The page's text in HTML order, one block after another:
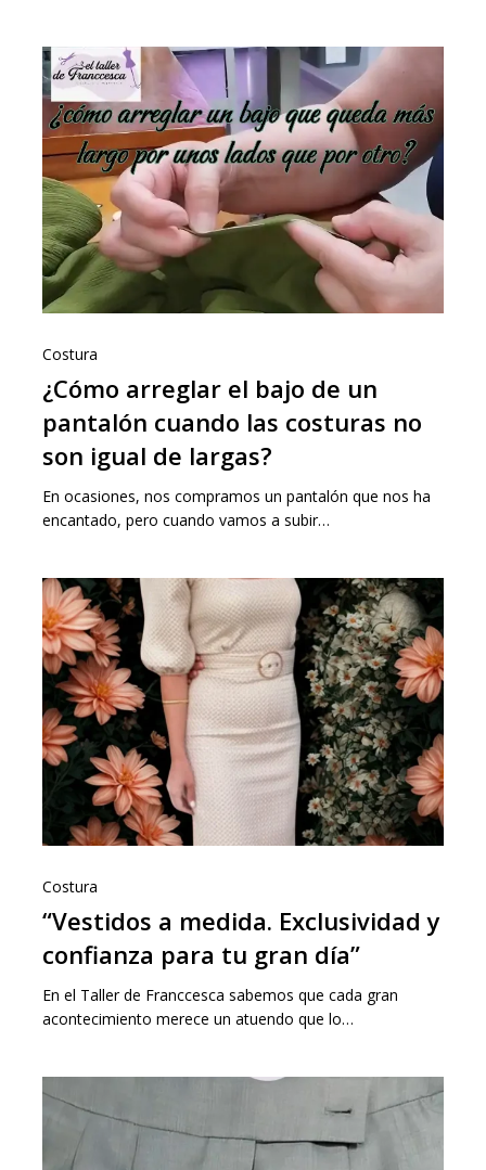
Costura
¿Cómo arreglar el bajo de un
pantalón cuando las costuras no
son igual de largas?
En ocasiones, nos compramos un pantalón que nos ha
encantado, pero cuando vamos a subir…
Costura
“Vestidos a medida. Exclusividad y
confianza para tu gran día”
En el Taller de Franccesca sabemos que cada gran
acontecimiento merece un atuendo que lo…